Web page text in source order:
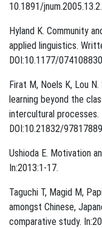
10.1891/
Hyland K. Community
applied linguistics.
DOI:10.1177/
Firat M, Noels K, Lou
learning beyond the
intercultural processes.
DOI:10.21832/
Ushioda E. Motivation
In:2013:1-17.
Taguchi T, Magid M,
amongst Chinese,
comparative study.